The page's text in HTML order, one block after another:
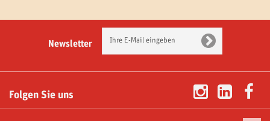
Newsletter
Folgen Sie uns